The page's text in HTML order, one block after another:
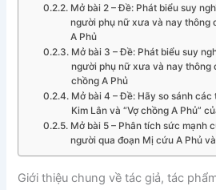
Mở bài 2 – Đề: Phát biểu suy
người phụ nữ xưa và nay thông
A Phủ
Mở bài 3 – Đề: Phát biểu suy
người phụ nữ xưa và nay thông
chồng A Phủ
Mở bài 4 – Đề: Hãy so sánh các
Kim Lân và “Vợ chồng A Phủ”
Mở bài 5 – Phân tích sức mạnh
người qua đoạn Mị cứu A Phủ
Giới thiệu chung về tác giả, tác